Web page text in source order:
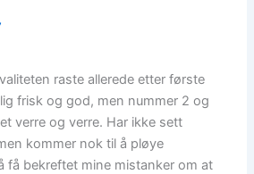
raste allerede etter første
frisk og god, men nummer 2 og
verre og verre. Har ikke sett
kommer nok til å pløye
få bekreftet mine mistanker om at